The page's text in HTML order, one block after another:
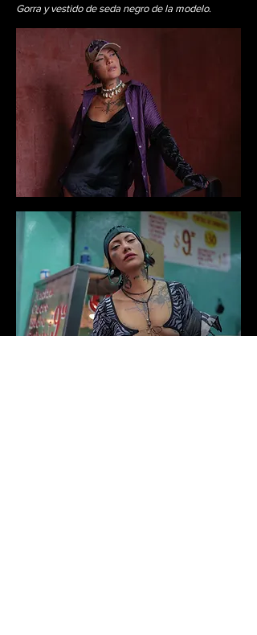
Gorra y vestido de seda negro de la modelo.